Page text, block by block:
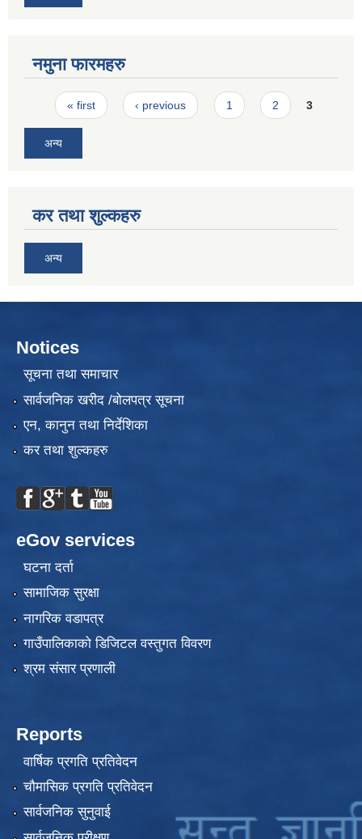
नमुना फारमहरु
Pages
« first ‹ previous 1 2 3
अन्य
कर तथा शुल्कहरु
अन्य
Notices
सूचना तथा समाचार
सार्वजनिक खरीद /बोलपत्र सूचना
एन, कानुन तथा निर्देशिका
कर तथा शुल्कहरु
eGov services
घटना दर्ता
सामाजिक सुरक्षा
नागरिक वडापत्र
गाउँपालिकाको डिजिटल वस्तुगत विवरण
श्रम संसार प्रणाली
Reports
वार्षिक प्रगति प्रतिवेदन
चौमासिक प्रगति प्रतिवेदन
सार्वजनिक सुनुवाई